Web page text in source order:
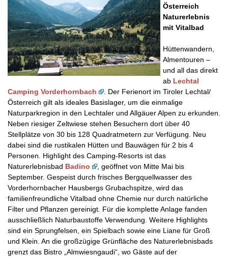
Österreich
Naturerlebnis
mit Vitalbad
Hüttenwandern,
Almentouren –
und all das direkt
ab Lechtal
Camping Vorderhornbach
. Der Ferienort im Tiroler Lechtal/
Österreich gilt als ideales Basislager, um die einmalige
Naturparkregion in den Lechtaler und Allgäuer Alpen zu erkunden.
Neben riesiger Zeltwiese stehen Besuchern dort über 40
Stellplätze von 30 bis 128 Quadratmetern zur Verfügung. Neu
dabei sind die rustikalen Hütten und Bauwägen für 2 bis 4
Personen. Highlight des Camping-Resorts ist das
Naturerlebnisbad Badino
, geöffnet von Mitte Mai bis
September. Gespeist durch frisches Bergquellwasser des
Vorderhornbacher Hausbergs Grubachspitze, wird das
familienfreundliche Vitalbad ohne Chemie nur durch natürliche
Filter und Pflanzen gereinigt. Für die komplette Anlage fanden
ausschließlich Naturbaustoffe Verwendung. Weitere Highlights
sind ein Sprungfelsen, ein Spielbach sowie eine Liane für Groß
und Klein. An die großzügige Grünfläche des Naturerlebnisbads
grenzt das Bistro „Almwiesngaudi“, wo Gäste auf der